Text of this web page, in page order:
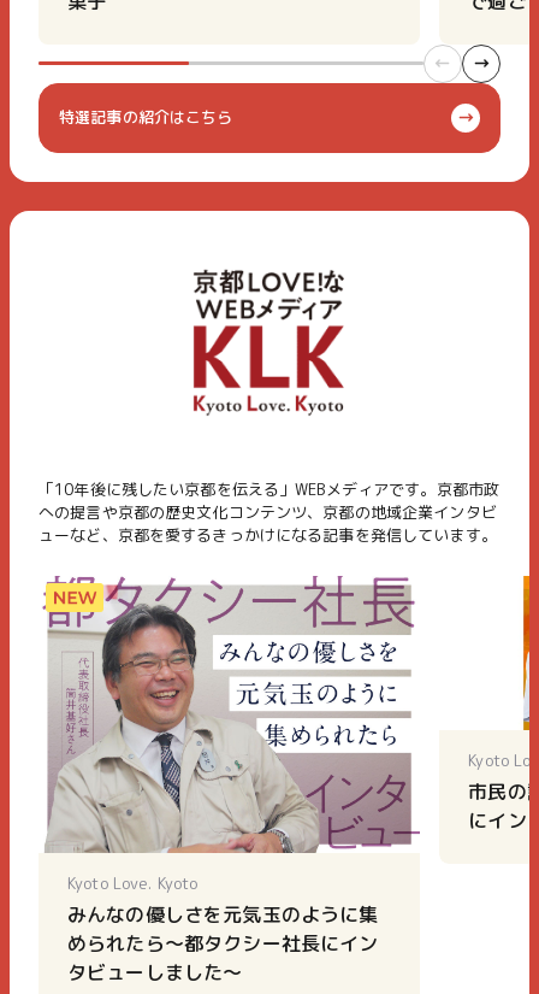
特選記事の紹介はこちら
「10年後に残したい京都を伝える」WEBメディアです。京都市政
への提言や京都の歴史文化コンテンツ、京都の地域企業インタビ
ューなど、京都を愛するきっかけになる記事を発信しています。
Kyoto Love. Kyoto
みんなの優しさを元気玉のように集
められたら～都タクシー社長にイン
タビューしました～
Kyoto
市民の
にイン